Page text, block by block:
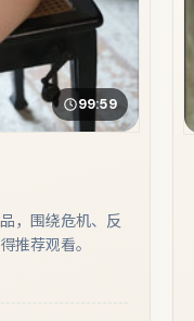
99:59
，围绕危机、反
推荐观看。